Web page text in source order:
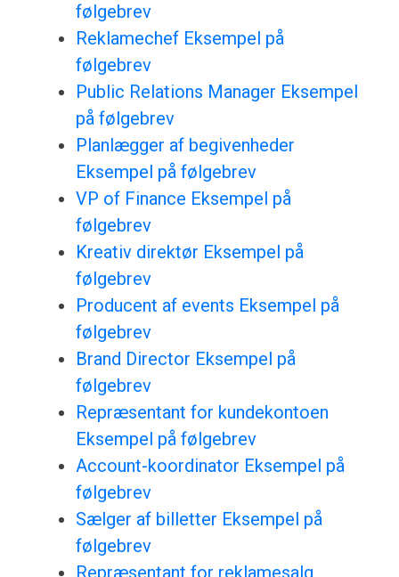
følgebrev
Reklamechef Eksempel på
følgebrev
Public Relations Manager Eksempel
på følgebrev
Planlægger af begivenheder
Eksempel på følgebrev
VP of Finance Eksempel på
følgebrev
Kreativ direktør Eksempel på
følgebrev
Producent af events Eksempel på
følgebrev
Brand Director Eksempel på
følgebrev
Repræsentant for kundekontoen
Eksempel på følgebrev
Account-koordinator Eksempel på
følgebrev
Sælger af billetter Eksempel på
følgebrev
Repræsentant for reklamesalg